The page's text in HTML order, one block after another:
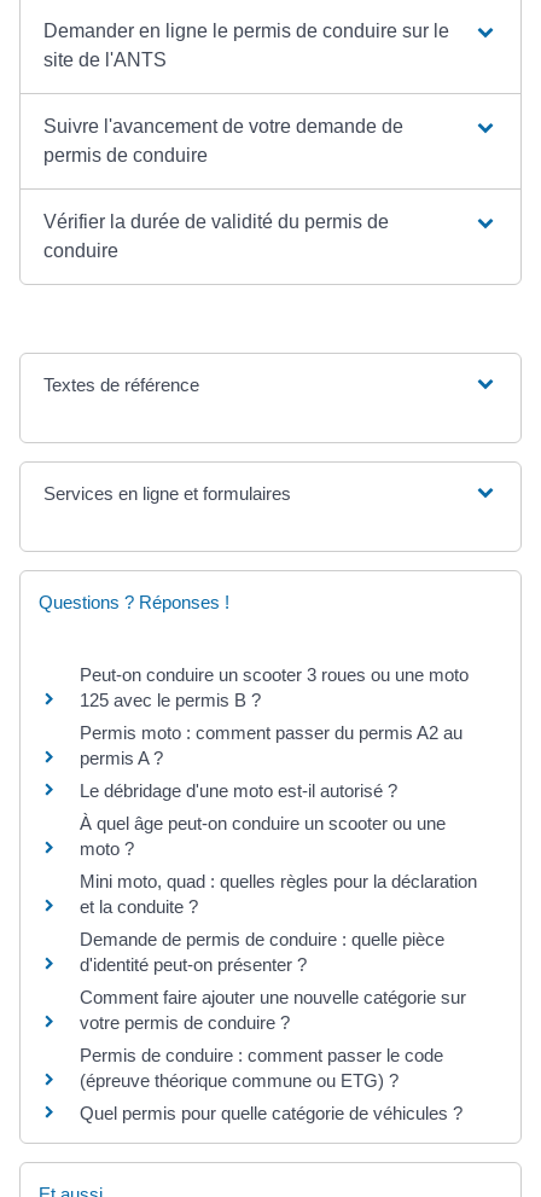
Demander en ligne le permis de conduire sur le
site de l'ANTS
Suivre l'avancement de votre demande de
permis de conduire
Vérifier la durée de validité du permis de
conduire
Textes de référence
Services en ligne et formulaires
Questions ? Réponses !
Peut-on conduire un scooter 3 roues ou une moto
125 avec le permis B ?
Permis moto : comment passer du permis A2 au
permis A ?
Le débridage d'une moto est-il autorisé ?
À quel âge peut-on conduire un scooter ou une
moto ?
Mini moto, quad : quelles règles pour la déclaration
et la conduite ?
Demande de permis de conduire : quelle pièce
d'identité peut-on présenter ?
Comment faire ajouter une nouvelle catégorie sur
votre permis de conduire ?
Permis de conduire : comment passer le code
(épreuve théorique commune ou ETG) ?
Quel permis pour quelle catégorie de véhicules ?